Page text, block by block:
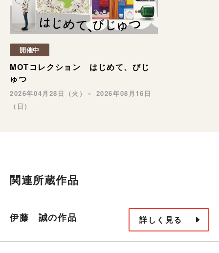
開催中
MOTコレクション はじめて、びじ
ゅつ
2026年04月28日（火）－ 2026年08月16日
（日）
関連所蔵作品
伊藤 誠の作品 詳しく見る